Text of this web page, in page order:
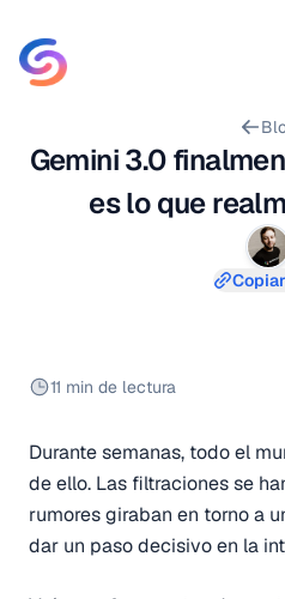
Gemini 3.0
es lo que
11 min de lectura
Durante semanas, todo el
de ello. Las filtraciones se
rumores giraban en torno a
dar un paso decisivo en la